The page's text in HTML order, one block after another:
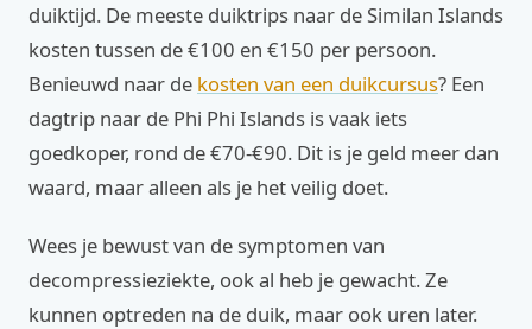
duiktijd. De meeste duiktrips naar de Similan Islands
kosten tussen de €100 en €150 per persoon.
Benieuwd naar de kosten van een duikcursus? Een
dagtrip naar de Phi Phi Islands is vaak iets
goedkoper, rond de €70-€90. Dit is je geld meer dan
waard, maar alleen als je het veilig doet.
Wees je bewust van de symptomen van
decompressieziekte, ook al heb je gewacht. Ze
kunnen optreden na de duik, maar ook uren later.